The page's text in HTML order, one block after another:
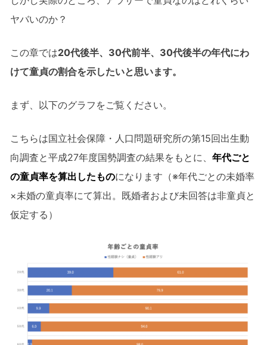
ヤバいのか？
この章では20代後半、30代前半、30代後半の年代にわ
けて童貞の割合を示したいと思います。
まず、以下のグラフをご覧ください。
こちらは国立社会保障・人口問題研究所の第15回出生動
向調査と平成27年度国勢調査の結果をもとに、 年代ごと
の童貞率を算出したものになります（※年代ごとの未婚率
×未婚の童貞率にて算出。既婚者および未回答は非童貞と
仮定する）